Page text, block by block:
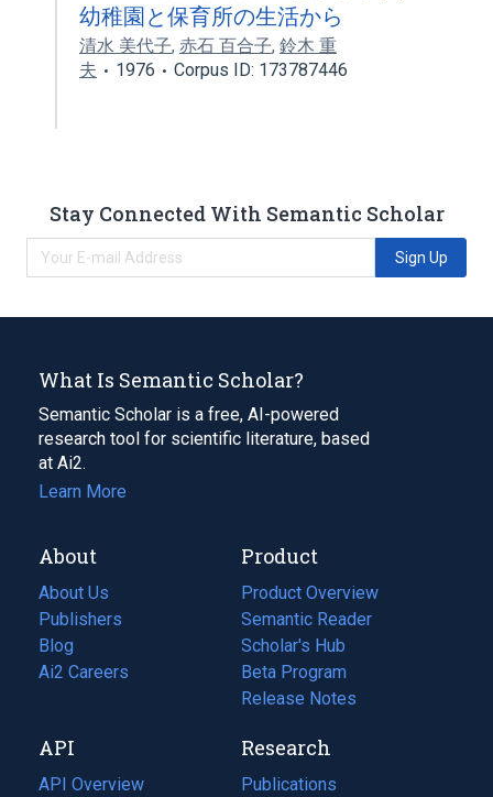
幼稚園と保育所の生活から
清水 美代子, 赤石 百合子, 鈴木 重
夫
1976 Corpus ID: 173787446
Stay Connected With Semantic Scholar
Sign Up
What Is Semantic Scholar?
Semantic Scholar is a free, AI-powered
research tool for scientific literature, based
at Ai2.
Learn More
About
About Us
Publishers
Blog
(opens
in
tab)
Ai2 Careers
(opens
new
tab)
Product
Product Overview
Semantic Reader
Scholar's Hub
Beta Program
Release Notes
API
API Overview
Research
Publications
(opens